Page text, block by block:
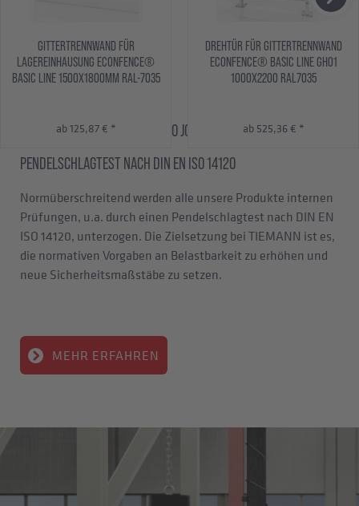
DREHTÜR FÜR GITTERTRENNWAND
ECONFENCE® BASIC LINE GH01
1000X2200 RAL7035
ab 525,36 € *
DREHTÜR FÜR
ECONFENCE® BASIC LINE
1000X2200 RAL7035
ab 629,39 € *
GETESTETE STOSSENERGIE - 950 JOULE
PENDELSCHLAGTEST NACH DIN EN ISO 14120
Normüberschreitend werden alle unsere Produkte internen
Prüfungen, u.a. durch einen Pendelschlagtest nach DIN EN
ISO 14120, unterzogen. Die Zielsetzung bei TIEMANN ist es,
die normativen Vorgaben an Belastbarkeit zu erhöhen und
neue Sicherheitsmaßstäbe zu setzen.
MEHR ERFAHREN